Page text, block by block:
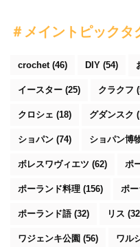
＃メイントピックタ
crochet(46) DIY (54)
イースター (25) クラクフ
クロシェ (18) グダンスク
ショパン (74) ショパン博
ボレスワヴィエツ (62) ポ
ポーランド料理 (156) ポ
ポーランド語(32) リス
ワジェンキ公園 (56) ワル